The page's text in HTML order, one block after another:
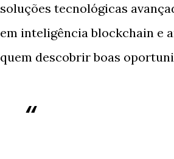
soluções tecnológicas
em inteligência blockchain e
quem descobrir boas